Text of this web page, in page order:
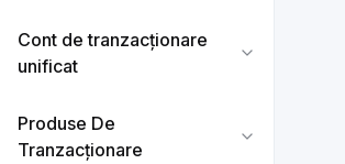
Cont de tranzacționare
unificat
Produse De
Tranzacționare